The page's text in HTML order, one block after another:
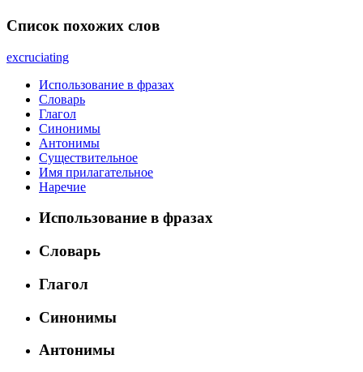
Список похожих слов
excruciating
Использование в фразах
Словарь
Глагол
Синонимы
Антонимы
Существительное
Имя прилагательное
Наречие
Использование в фразах
Словарь
Глагол
Синонимы
Антонимы